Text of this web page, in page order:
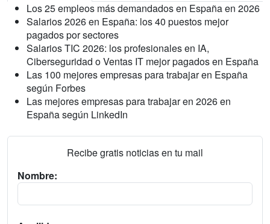
Los 25 empleos más demandados en España en 2026
Salarios 2026 en España: los 40 puestos mejor
pagados por sectores
Salarios TIC 2026: los profesionales en IA,
Ciberseguridad o Ventas IT mejor pagados en España
Las 100 mejores empresas para trabajar en España
según Forbes
Las mejores empresas para trabajar en 2026 en
España según LinkedIn
Recibe gratis noticias en tu mail
Nombre: